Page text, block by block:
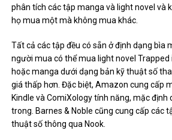
phân tích các tập manga và light novel và
họ mua một mà không mua khác.
Tất cả các tập đều có sẵn ở định dạng bìa
người mua có thể mua light novel Trapped
hoặc manga dưới dạng bản kỹ thuật số
giá thấp hơn. Đặc biệt, Amazon cung cấp
Kindle và ComiXology tính năng, mặc định
trong. Barnes & Noble cũng cung cấp các
thuật số thông qua Nook.